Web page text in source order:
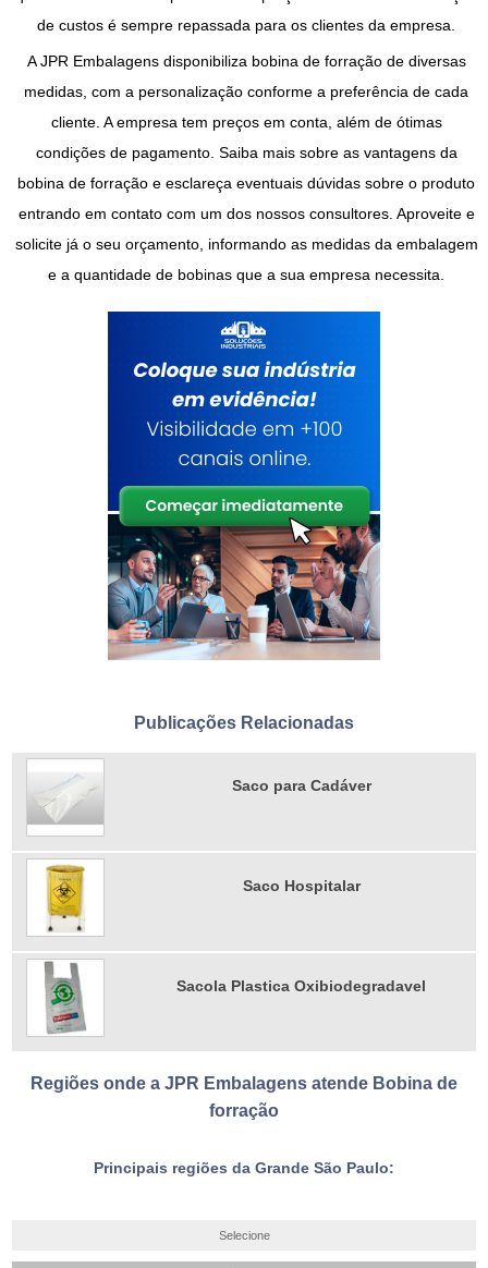
de custos é sempre repassada para os clientes da empresa.
A JPR Embalagens disponibiliza bobina de forraçãode diversas
medidas, com a personalização conforme a preferência de cada
cliente. A empresa tem preços em conta, além de ótimas
condições de pagamento. Saiba mais sobre as vantagens da
bobina de forração e esclareça eventuais dúvidas sobre o produto
entrando em contato com um dos nossos consultores. Aproveite e
solicite já o seu orçamento, informando as medidas da embalagem
e a quantidade de bobinas que a sua empresa necessita.
Publicações Relacionadas
Saco para Cadáver
Saco Hospitalar
Sacola Plastica Oxibiodegradavel
Regiões onde a JPR Embalagens atende Bobina de
forração
Principais regiões da Grande São Paulo:
Selecione